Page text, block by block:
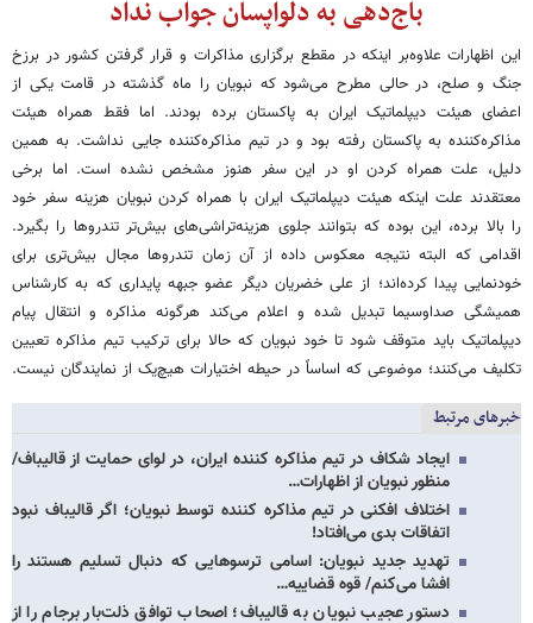
باج‌دهی به دلواپسان جواب نداد
این اظهارات علاوه‌بر اینکه در مقطع برگزاری مذاکرات و قرار گرفتن کشور در برزخ
جنگ و صلح، در حالی مطرح می‌شود که نبویان را ماه گذشته در قامت یکی از
اعضای هیئت دیپلماتیک ایران به پاکستان برده بودند. اما فقط همراه هیئت
مذاکره‌کننده به پاکستان رفته بود و در تیم مذاکره‌کننده جایی نداشت. به همین
دلیل، علت همراه کردن او در این سفر هنوز مشخص نشده است. اما برخی
معتقدند علت اینکه هیئت دیپلماتیک ایران با همراه کردن نبویان هزینه سفر خود
را بالا برده، این بوده که بتوانند جلوی هزینه‌تراشی‌های بیش‌تر تندروها را بگیرد.
اقدامی که البته نتیجه معکوس داده از آن زمان تندروها مجال بیش‌تری برای
خودنمایی پیدا کرده‌اند؛ از علی خضریان دیگر عضو جبهه پایداری که به کارشناس
همیشگی صداوسیما تبدیل شده و اعلام می‌کند هرگونه مذاکره و انتقال پیام
دیپلماتیک باید متوقف شود تا خود نبویان که حالا برای ترکیب تیم مذاکره تعیین
تکلیف می‌کنند؛ موضوعی که اساساً در حیطه اختیارات هیچ‌یک از نمایندگان نیست.
خبرهای مرتبط
ایجاد شکاف در تیم مذاکره کننده ایران، در لوای حمایت از قالیباف/
منظور نبویان از اظهارات…
اختلاف افکنی در تیم مذاکره کننده توسط نبویان؛ اگر قالیباف نبود
اتفاقات بدی می‌افتاد!
تهدید جدید نبویان: اسامی ترسوهایی که دنبال تسلیم هستند را
افشا می‌کنم/ قوه قضاییه…
دستور عجیب نبویان به قالیباف؛ اصحاب توافق ذلت‌بار برجام را از